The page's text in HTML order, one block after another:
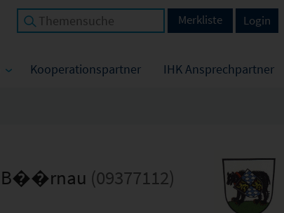
Kooperationspartner IHK Ansprechpartner
Login
Merkliste
B��rnau (09377112)